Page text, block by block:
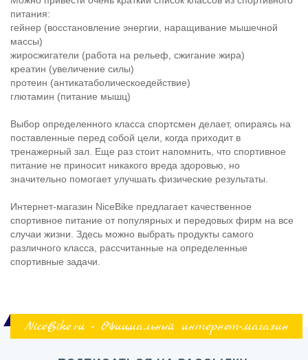
питания:
гейнер (восстановление энергии, наращивание мышечной
массы)
жиросжигатели (работа на рельеф, сжигание жира)
креатин (увеличение силы)
протеин (антикатаболическоедействие)
глютамин (питание мышц)
Выбор определенного класса спортсмен делает, опираясь на
поставленные перед собой цели, когда приходит в
тренажерный зал. Еще раз стоит напомнить, что спортивное
питание не приносит никакого вреда здоровью, но
значительно помогает улучшать физические результаты.
Интернет-магазин NiceBike предлагает качественное
спортивное питание от популярных и передовых фирм на все
случаи жизни. Здесь можно выбрать продукты самого
различного класса, рассчитанные на определенные
спортивные задачи.
NiceBike.ru - Официальный интернет-магазин